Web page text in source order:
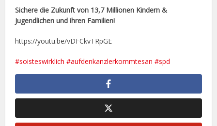
Sichere die Zukunft von 13,7 Millionen Kindern &
Jugendlichen und ihren Familien!
https://youtu.be/vDFCkvTRpGE
#soisteswirklich #aufdenkanzlerkommtesan #spd